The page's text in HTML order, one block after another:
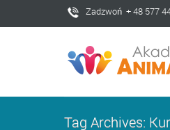
Zadzwoń + 48 577
Tag Archives: